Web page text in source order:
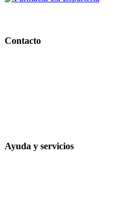
Contacto
Ayuda y servicios